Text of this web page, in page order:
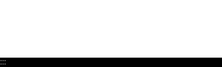
:::